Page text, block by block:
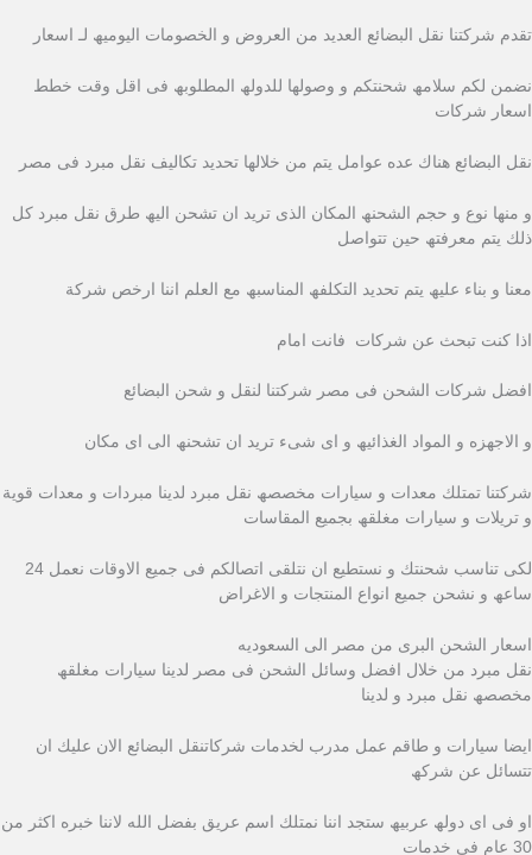
تقدم شركتنا نقل البضائع العدید من العروض و الخصومات الیومیھ لـ اسعار
نضمن لكم سلامھ شحنتكم و وصولھا للدولھ المطلوبھ فى اقل وقت خطط
اسعار شركات
نقل البضائع ھناك عده عوامل یتم من خلالھا تحدید تكالیف نقل مبرد فى مصر
و منھا نوع و حجم الشحنھ المكان الذى ترید ان تشحن الیھ طرق نقل مبرد كل
ذلك یتم معرفتھ حین تتواصل
معنا و بناء علیھ یتم تحدید التكلفھ المناسبھ مع العلم اننا ارخص شركة
اذا كنت تبحث عن شركات فانت امام
افضل شركات الشحن فى مصر شركتنا لنقل و شحن البضائع
و الاجھزه و المواد الغذائیھ و اى شىء ترید ان تشحنھ الى اى مكان
شركتنا تمتلك معدات و سیارات مخصصھ نقل مبرد لدینا مبردات و معدات قویة
و تریلات و سیارات مغلقھ بجمیع المقاسات
لكى تناسب شحنتك و نستطیع ان نتلقى اتصالكم فى جمیع الاوقات نعمل 24
ساعھ و نشحن جمیع انواع المنتجات و الاغراض
اسعار الشحن البرى من مصر الى السعوديه
نقل مبرد من خلال افضل وسائل الشحن فى مصر لدینا سیارات مغلقھ
مخصصھ نقل مبرد و لدینا
ایضا سیارات و طاقم عمل مدرب لخدمات شركاتنقل البضائع الان علیك ان
تتسائل عن شركھ
او فى اى دولھ عربیھ ستجد اننا نمتلك اسم عریق بفضل الله لاننا خبره اكثر من
30 عام فى خدمات